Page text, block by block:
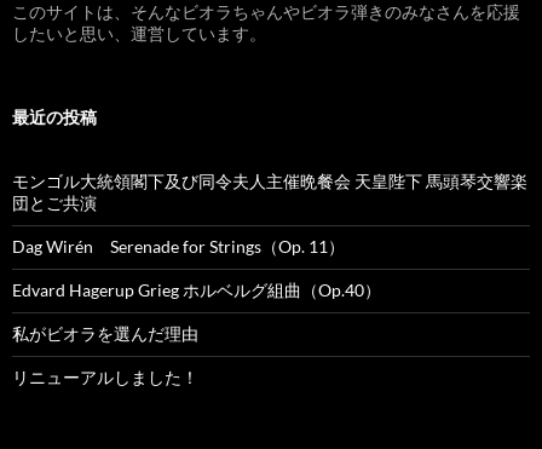
このサイトは、そんなビオラちゃんやビオラ弾きのみなさんを応援
したいと思い、運営しています。
最近の投稿
モンゴル大統領閣下及び同令夫人主催晩餐会 天皇陛下 馬頭琴交響楽
団とご共演
Dag Wirén Serenade for Strings（Op. 11）
Edvard Hagerup Grieg ホルベルグ組曲（Op.40）
私がビオラを選んだ理由
リニューアルしました！